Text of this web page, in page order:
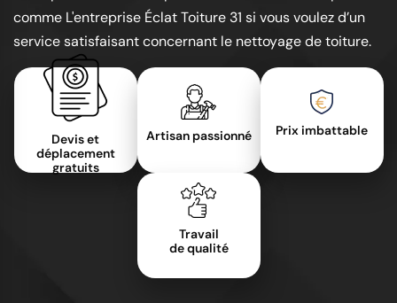
comme L'entreprise Éclat Toiture 31 si vous voulez d’un
service satisfaisant concernant le nettoyage de toiture.
Devis et
déplacement
gratuits
Artisan passionné Prix imbattable
Travail
de qualité